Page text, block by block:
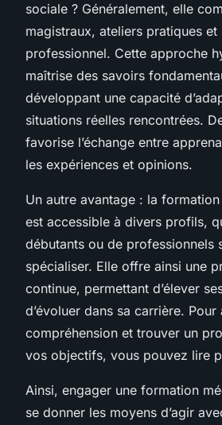
sociale ? Généralement, elle
magistraux, ateliers pratiques et
professionnel. Cette approche
maîtrise des savoirs
développant une capacité
situations réelles rencontrées.
favorise l’échange entre
les expériences et opinions.
Un autre avantage : la
est accessible à divers profils,
débutants ou de professionnels
spécialiser. Elle offre ainsi une
continue, permettant d’élever
d’évoluer dans sa carrière.
compréhension et trouver un
vos objectifs, vous pouvez lire
Ainsi, engager une formation
se donner les moyens d’agir